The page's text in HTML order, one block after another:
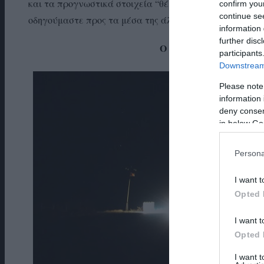
confirm
continue
information
further
Please
information
deny
in below
I want
Opted
I want
Opted
I want
και τα προγνωστικά στοιχεία “θέλουν” μία ακόμα
οδηγούμαστε προς τα μέσα της άλλης εβδομάδας.
Ο «Ωμέγα»